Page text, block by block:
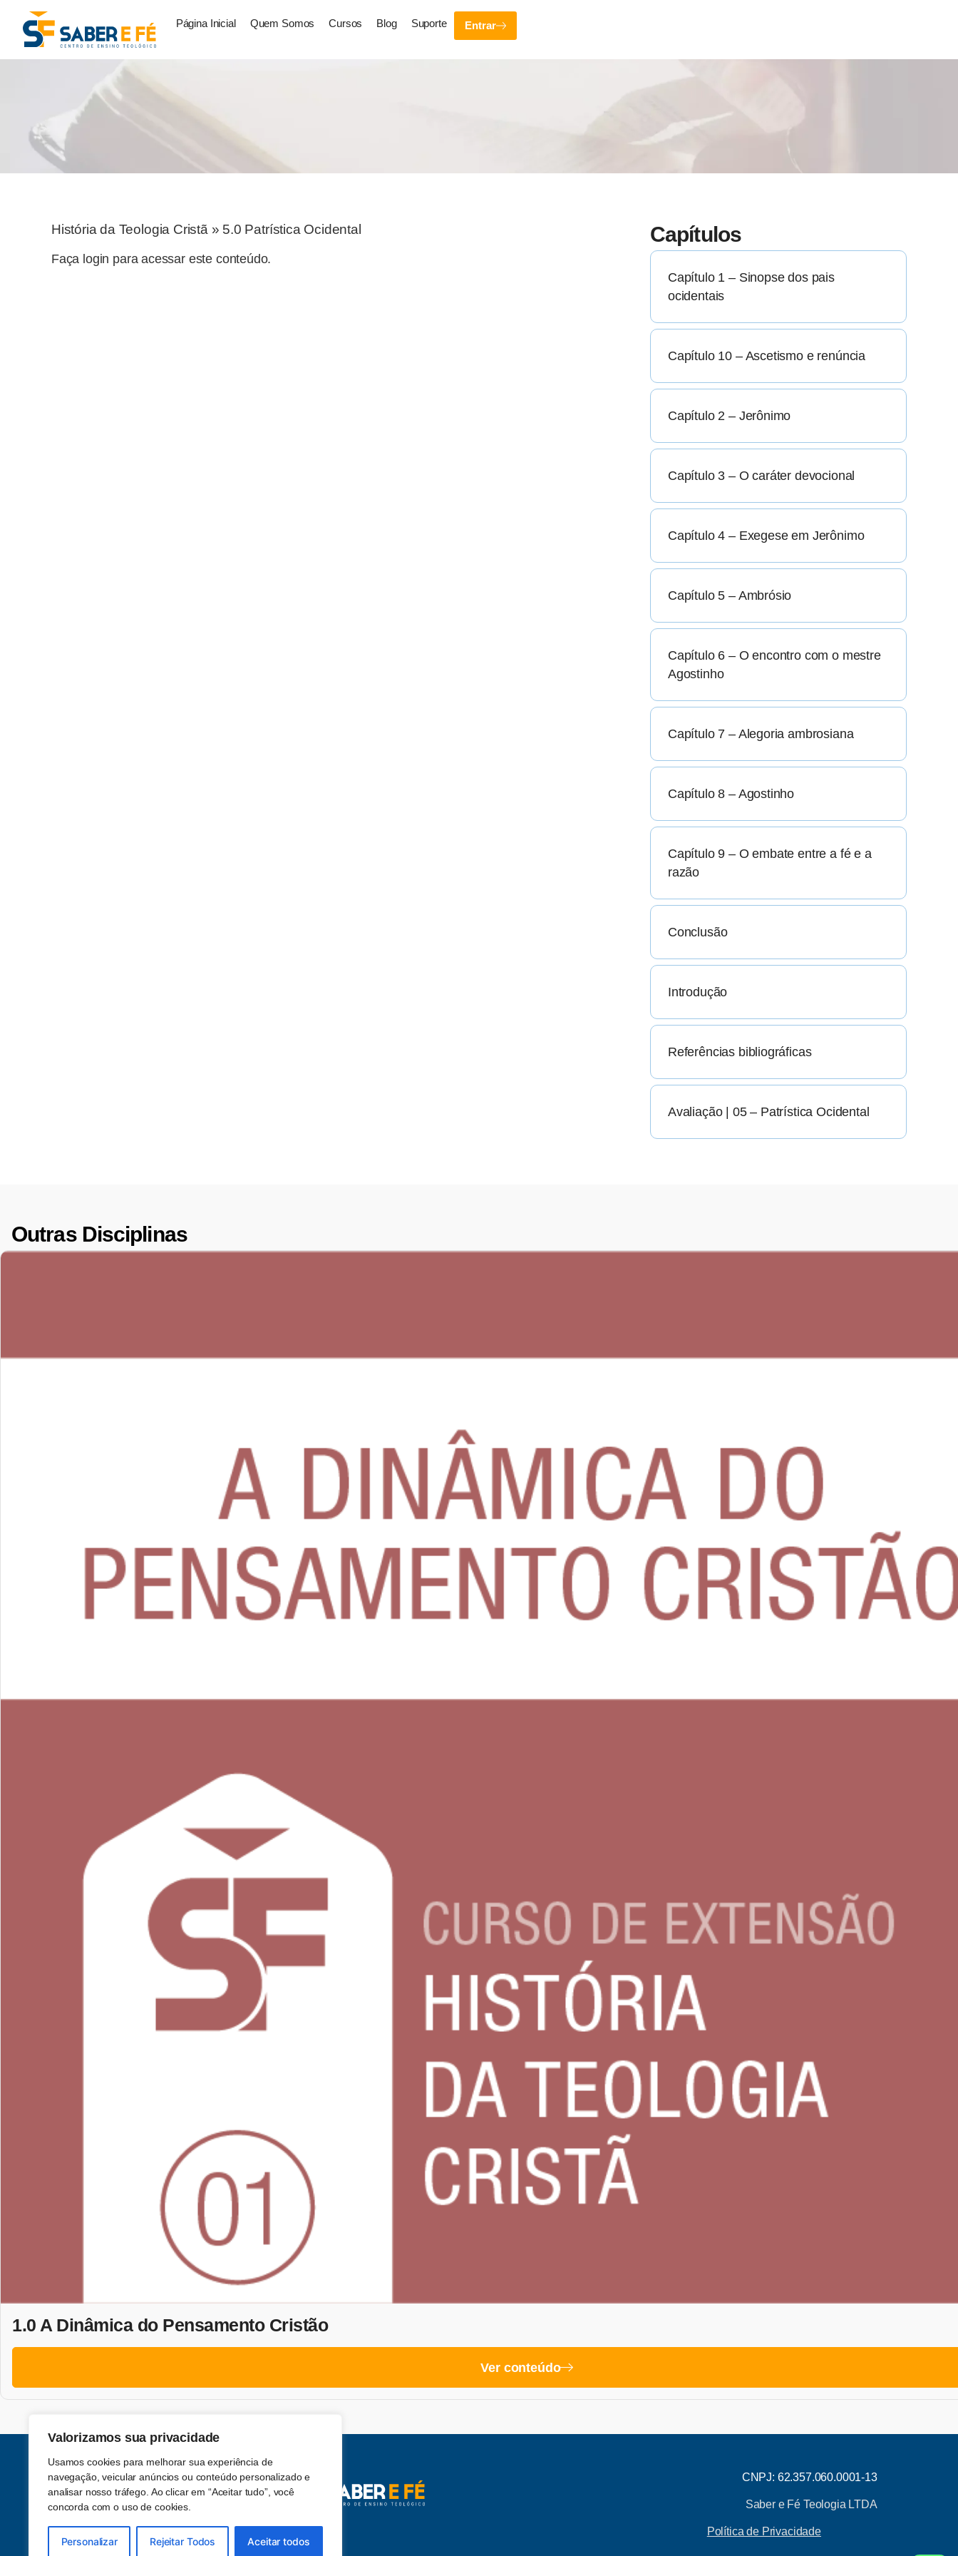
Valorizamos sua privacidade
Usamos cookies para melhorar sua experiência de
navegação, veicular anúncios ou conteúdo personalizado e
analisar nosso tráfego. Ao clicar em “Aceitar tudo”, você
concorda com o uso de cookies.
Personalizar Rejeitar Todos Aceitar todos
Página Inicial Quem Somos Cursos Blog Suporte Entrar
História da Teologia Cristã » 5.0 Patrística Ocidental
Faça login para acessar este conteúdo.
Capítulos
Capítulo 1 – Sinopse dos pais
ocidentais
Capítulo 10 – Ascetismo e renúncia
Capítulo 2 – Jerônimo
Capítulo 3 – O caráter devocional
Capítulo 4 – Exegese em Jerônimo
Capítulo 5 – Ambrósio
Capítulo 6 – O encontro com o mestre
Agostinho
Capítulo 7 – Alegoria ambrosiana
Capítulo 8 – Agostinho
Capítulo 9 – O embate entre a fé e a
razão
Conclusão
Introdução
Referências bibliográficas
Avaliação | 05 – Patrística Ocidental
Outras Disciplinas
1.0 A Dinâmica do Pensamento Cristão
Ver conteúdo
Acompanhe-nos nas redes sociais
CNPJ: 62.357.060.0001-13
Saber e Fé Teologia LTDA
Política de Privacidade